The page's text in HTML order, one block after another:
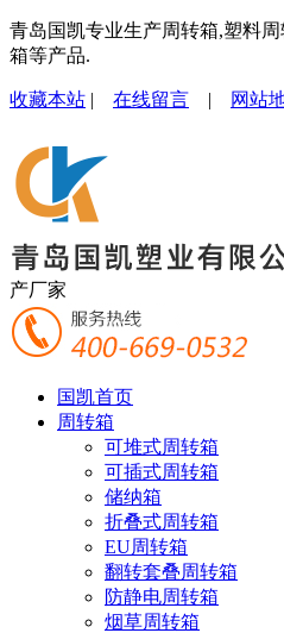
青岛国凯专业生产周转箱,塑料
箱等产品.
收藏本站 | 在线留言 | 网站
产厂家
国凯首页
周转箱
可堆式周转箱
可插式周转箱
储纳箱
折叠式周转箱
EU周转箱
翻转套叠周转箱
防静电周转箱
烟草周转箱